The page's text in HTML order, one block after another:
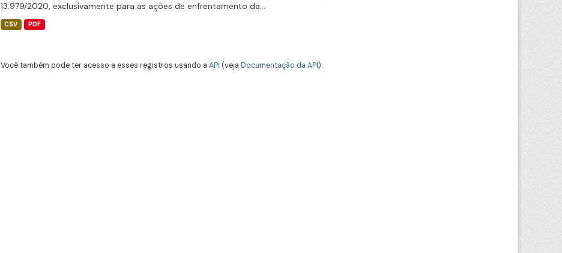
13.979/2020, exclusivamente para as ações de enfrentamento da...
CSV PDF
Você também pode ter acesso a esses registros usando a API (veja Documentação da API).